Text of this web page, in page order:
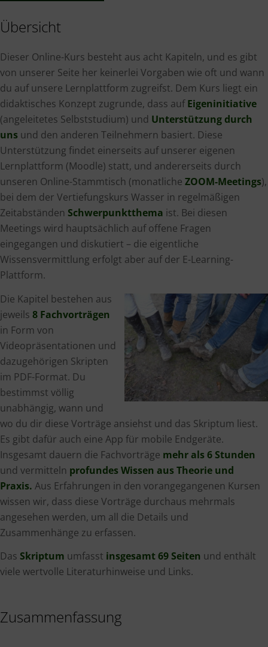
Übersicht
Dieser Online-Kurs besteht aus acht Kapiteln, und es gibt
von unserer Seite her keinerlei Vorgaben wie oft und wann
du auf unsere Lernplattform zugreifst. Dem Kurs liegt ein
didaktisches Konzept zugrunde, dass aufEigeninitiative
(angeleitetes Selbststudium) und Unterstützung durch
uns und den anderen Teilnehmern basiert. Diese
Unterstützung findet einerseits auf unserer eigenen
Lernplattform (Moodle) statt, und andererseits durch
unseren Online-Stammtisch (monatliche ZOOM-Meetings),
bei dem der Vertiefungskurs Wasser in regelmäßigen
Zeitabständen Schwerpunktthema ist. Bei diesen
Meetings wird hauptsächlich auf offene Fragen
eingegangen und diskutiert – die eigentliche
Wissensvermittlung erfolgt aber auf der E-Learning-
Plattform.
Die Kapitel bestehen aus
jeweils 8 Fachvorträgen
in Form von
Videopräsentationen und
dazugehörigen Skripten
im PDF-Format. Du
bestimmst völlig
unabhängig, wann und
wo du dir diese Vorträge ansiehst und das Skriptum liest.
Es gibt dafür auch eine App für mobile Endgeräte.
Insgesamt dauern die Fachvorträge mehr als 6 Stunden
und vermitteln profundes Wissen aus Theorie und
Praxis. Aus Erfahrungen in den vorangegangenen Kursen
wissen wir, dass diese Vorträge durchaus mehrmals
angesehen werden, um all die Details und
Zusammenhänge zu erfassen.
Das Skriptum umfasst insgesamt 69 Seiten und enthält
viele wertvolle Literaturhinweise und Links.
Zusammenfassung